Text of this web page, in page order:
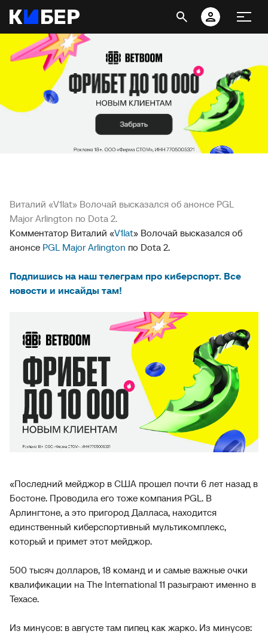
Виталий «V1lat» Волочай высказался об анонсе PGL
Major Arlington по Dota 2.
Комментатор Виталий «V1lat» Волочай высказался об
анонсе PGL Major Arlington по Dota 2.
Подпишись на наш телеграм про киберспорт. Все
новости и инсайды там!
«Последний мейджор в США прошел почти 6 лет назад в
Бостоне. Проводила его тоже компания PGL. В
Арлингтоне, а это пригород Далласа, находится
единственный киберспортивный мультикомплекс,
который и примет этот мейджор.
500 тысяч долларов, 18 команд и и самые важные очки
квалификации на The International 11 разыграют именно в
Техасе.
Из минусов: в августе там пипец как жарко. Из минусов: